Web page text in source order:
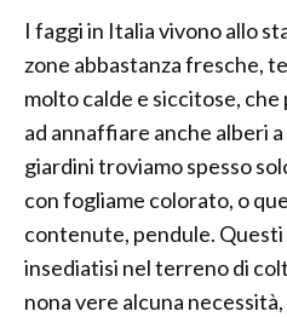
I faggi in Italia vivono allo
zone abbastanza fresche,
molto calde e siccitose,
ad annaffiare anche alberi
giardini troviamo spesso
con fogliame colorato, o
contenute, pendule. Questi
insediatisi nel terreno di
nona vere alcuna